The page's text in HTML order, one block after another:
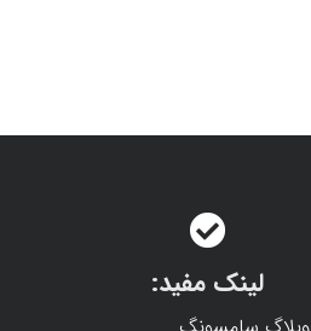
لینک مفید: